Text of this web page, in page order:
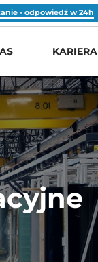
- odpowiedź w 24h
KARIERA